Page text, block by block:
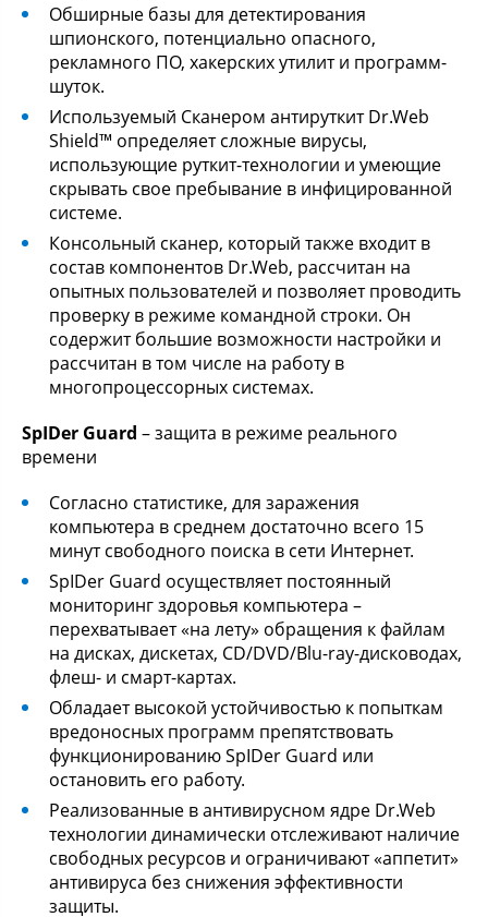
Обширные базы для детектирования
шпионского, потенциально опасного,
рекламного ПО, хакерских утилит и программ-
шуток.
Используемый Сканером антируткит Dr.Web
Shield™ определяет сложные вирусы,
использующие руткит-технологии и умеющие
скрывать свое пребывание в инфицированной
системе.
Консольный сканер, который также входит в
состав компонентов Dr.Web, рассчитан на
опытных пользователей и позволяет проводить
проверку в режиме командной строки. Он
содержит большие возможности настройки и
рассчитан в том числе на работу в
многопроцессорных системах.
SpIDer Guard – защита в режиме реального
времени
Согласно статистике, для заражения
компьютера в среднем достаточно всего 15
минут свободного поиска в сети Интернет.
SpIDer Guard осуществляет постоянный
мониторинг здоровья компьютера –
перехватывает «на лету» обращения к файлам
на дисках, дискетах, CD/DVD/Blu-ray-дисководах,
флеш- и смарт-картах.
Обладает высокой устойчивостью к попыткам
вредоносных программ препятствовать
функционированию SpIDer Guard или
остановить его работу.
Реализованные в антивирусном ядре Dr.Web
технологии динамически отслеживают наличие
свободных ресурсов и ограничивают «аппетит»
антивируса без снижения эффективности
защиты.